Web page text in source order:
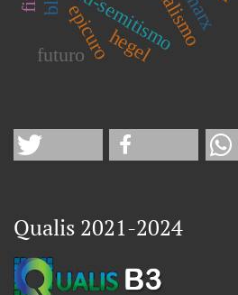
marx
epicurohegel
futuro
Qualis 2021-2024